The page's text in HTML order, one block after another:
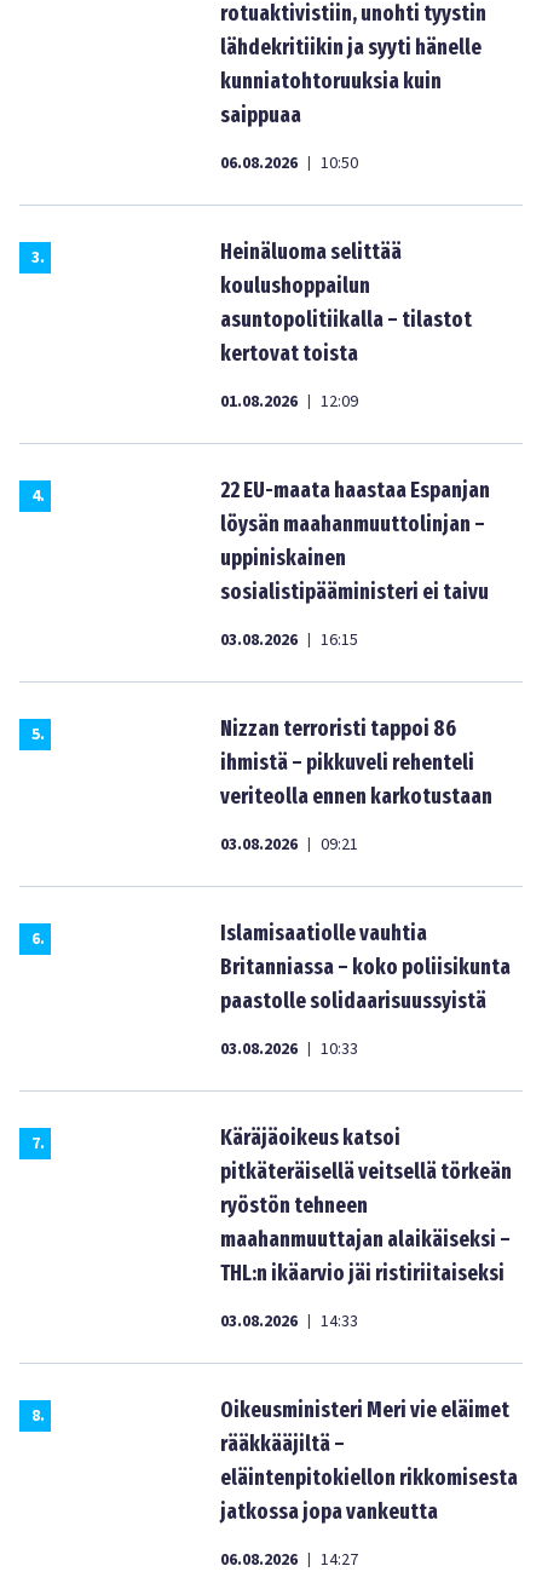
rotuaktivistiin, unohti tyystin
lähdekritiikin ja syyti hänelle
kunniatohtoruuksia kuin
saippuaa
06.08.2026 | 10:50
3.
Heinäluoma selittää
koulushoppailun
asuntopolitiikalla – tilastot
kertovat toista
01.08.2026 | 12:09
4.
22 EU-maata haastaa Espanjan
löysän maahanmuuttolinjan –
uppiniskainen
sosialistipääministeri ei taivu
03.08.2026 | 16:15
5.
Nizzan terroristi tappoi 86
ihmistä – pikkuveli rehenteli
veriteolla ennen karkotustaan
03.08.2026 | 09:21
6.
Islamisaatiolle vauhtia
Britanniassa – koko poliisikunta
paastolle solidaarisuussyistä
03.08.2026 | 10:33
7.
Käräjäoikeus katsoi
pitkäteräisellä veitsellä törkeän
ryöstön tehneen
maahanmuuttajan alaikäiseksi –
THL:n ikäarvio jäi ristiriitaiseksi
03.08.2026 | 14:33
8.
Oikeusministeri Meri vie eläimet
rääkkääjiltä –
eläintenpitokiellon rikkomisesta
jatkossa jopa vankeutta
06.08.2026 | 14:27